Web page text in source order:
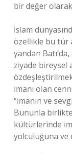
bir değer
İslam
özellikle bu tür
yandan
ziyade bireysel
imanı olan
“imanın ve
Bununla
kültürlerinde
yolculuğuna ve